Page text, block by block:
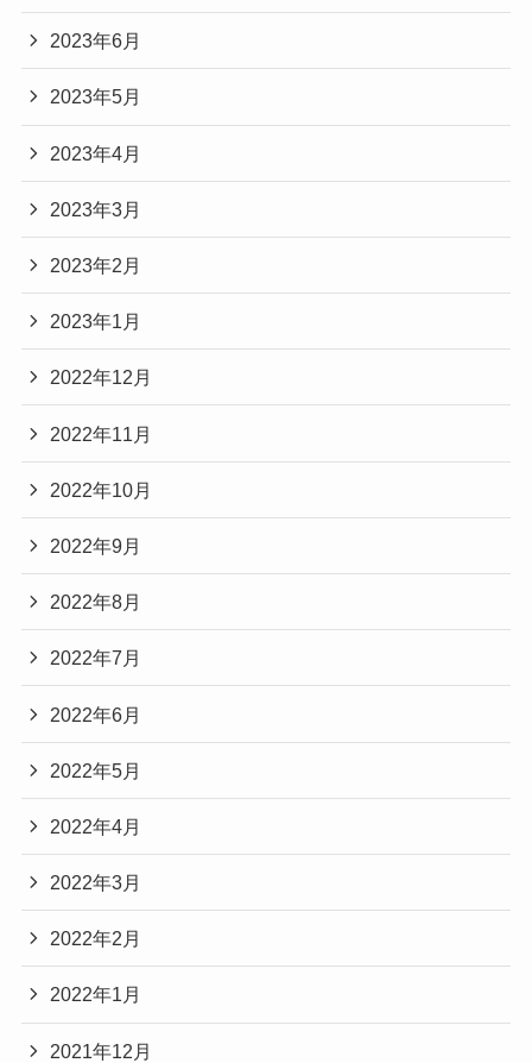
2023年6月
2023年5月
2023年4月
2023年3月
2023年2月
2023年1月
2022年12月
2022年11月
2022年10月
2022年9月
2022年8月
2022年7月
2022年6月
2022年5月
2022年4月
2022年3月
2022年2月
2022年1月
2021年12月